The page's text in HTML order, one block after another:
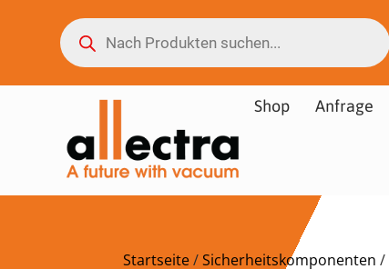
Shop Anfrage
Startseite/Sicherheitskomponenten /